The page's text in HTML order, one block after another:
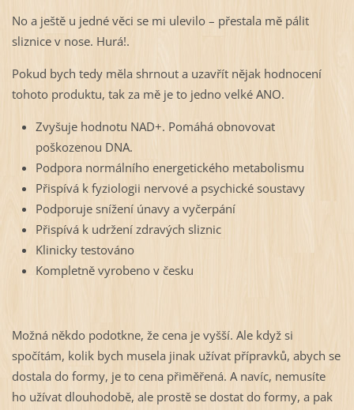
No a ještě u jedné věci se mi ulevilo – přestala mě pálit
sliznice v nose. Hurá!.
Pokud bych tedy měla shrnout a uzavřít nějak hodnocení
tohoto produktu, tak za mě je to jedno velké ANO.
Zvyšuje hodnotu NAD+. Pomáhá obnovovat
poškozenou DNA.
Podpora normálního energetického metabolismu
Přispívá k fyziologii nervové a psychické soustavy
Podporuje snížení únavy a vyčerpání
Přispívá k udržení zdravých sliznic
Klinicky testováno
Kompletně vyrobeno v česku
Možná někdo podotkne, že cena je vyšší. Ale když si
spočítám, kolik bych musela jinak užívat přípravků, abych se
dostala do formy, je to cena přiměřená. A navíc, nemusíte
ho užívat dlouhodobě, ale prostě se dostat do formy, a pak